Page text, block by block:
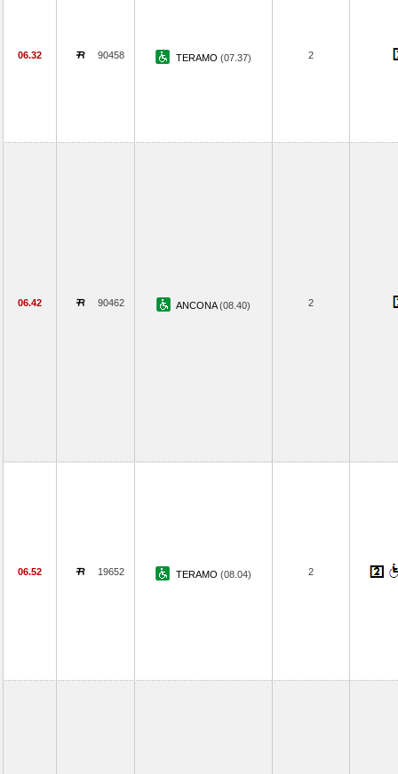
06.32 90458 TERAMO (07.37) 2
06.42 90462 ANCONA(08.40) 2
06.52 19652 TERAMO (08.04) 2